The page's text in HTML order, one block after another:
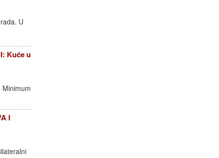
U
Kuće u
I